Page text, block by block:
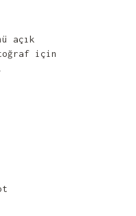
açık
için